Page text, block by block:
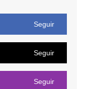
Seguir
Seguir
Seguir